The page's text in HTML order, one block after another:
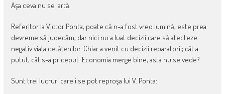
Aşa ceva nu se iartă.
Referitor la Victor Ponta, poate că n-a fost vreo lumină, este prea
devreme să judecăm, dar nici nu a luat decizii care să afecteze
negativ viaţa cetăţenilor. Chiar a venit cu decizii reparatorii; cât a
putut, cât s-a priceput. Economia merge bine, asta nu se vede?
Sunt trei lucruri care i se pot reproşa lui V. Ponta: